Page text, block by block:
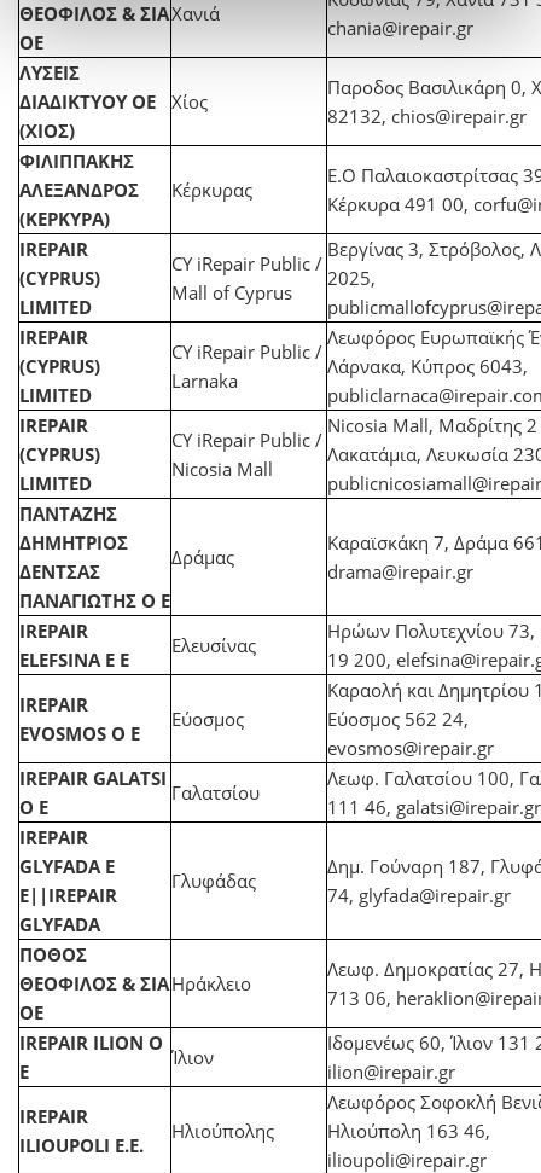
ΘΕΟΦΙΛΟΣ & ΣΙΑ
ΟΕ
Χανιά
chania@irepair.gr
ΛΥΣΕΙΣ
ΔΙΑΔΙΚΤΥΟΥ ΟΕ
(ΧΙΟΣ)
Χίος
Παροδος Βασιλικάρη 0,
82132, chios@irepair.gr
ΦΙΛΙΠΠΑΚΗΣ
ΑΛΕΞΑΝΔΡΟΣ
(ΚΕΡΚΥΡΑ)
Κέρκυρας
Ε.Ο Παλαιοκαστρίτσας
Κέρκυρα 491 00,
IREPAIR
(CYPRUS)
LIMITED
CY iRepair Public /
Mall of Cyprus
Βεργίνας 3, Στρόβολος,
2025,
IREPAIR
(CYPRUS)
LIMITED
CY iRepair Public /
Larnaka
Λεωφόρος Ευρωπαϊκής
Λάρνακα, Κύπρος 6043,
IREPAIR
(CYPRUS)
LIMITED
CY iRepair Public /
Nicosia Mall
Nicosia Mall, Μαδρίτης 2
Λακατάμια, Λευκωσία
ΠΑΝΤΑΖΗΣ
ΔΗΜΗΤΡΙΟΣ
ΔΕΝΤΣΑΣ
ΠΑΝΑΓΙΩΤΗΣ Ο Ε
Δράμας
Καραϊσκάκη 7, Δράμα
drama@irepair.gr
IREPAIR
ELEFSINA Ε Ε
Ελευσίνας
Ηρώων Πολυτεχνίου 73,
19 200,
IREPAIR
EVOSMOS Ο Ε
Εύοσμος
Καραολή και Δημητρίου
Εύοσμος 562 24,
evosmos@irepair.gr
IREPAIR GALATSI
Ο Ε
Γαλατσίου
Λεωφ. Γαλατσίου 100,
111 46, galatsi@irepair.gr
IREPAIR
GLYFADA Ε
Ε||IREPAIR
GLYFADA
Γλυφάδας
Δημ. Γούναρη 187,
74, glyfada@irepair.gr
ΠΟΘΟΣ
ΘΕΟΦΙΛΟΣ & ΣΙΑ
ΟΕ
Ηράκλειο
Λεωφ. Δημοκρατίας 27,
713 06,
IREPAIR ILION Ο
Ε
Ίλιον
Ιδομενέως 60, Ίλιον 131
ilion@irepair.gr
IREPAIR
ILIOUPOLI E.E.
Ηλιούπολης
Λεωφόρος Σοφοκλή
Ηλιούπολη 163 46,
ilioupoli@irepair.gr